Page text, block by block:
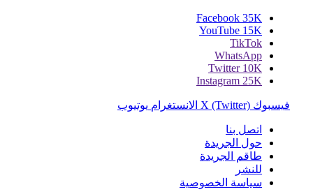
Facebook 35K
YouTube 15K
TikTok
WhatsApp
Twitter 10K
Instagram 25K
فيسبوك X (Twitter) الانستغرام يوتيوب
اتصل بنا
حول الجريدة
طاقم الجريدة
للنشر
سياسة الخصوصية